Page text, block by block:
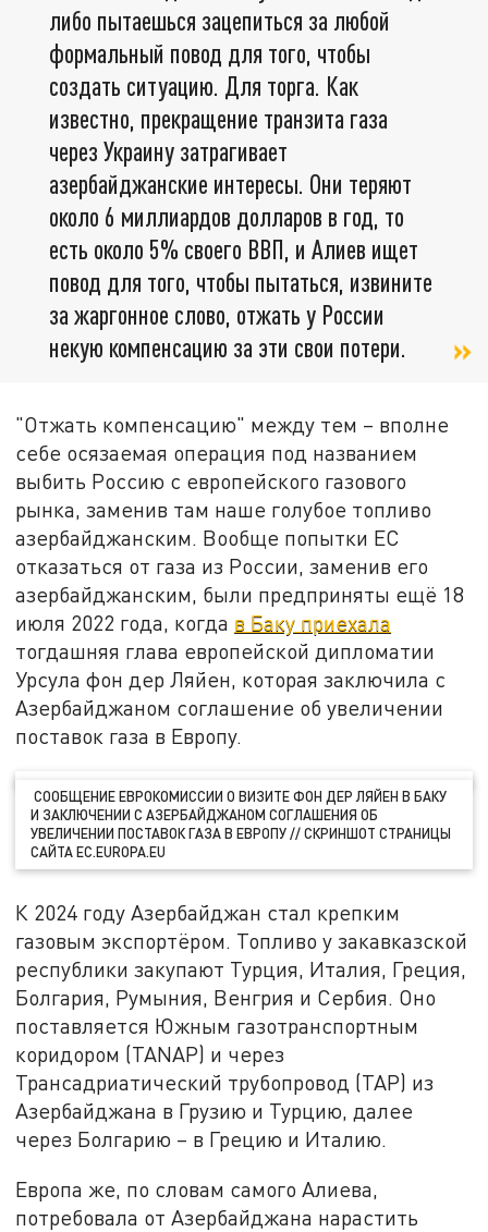
либо пытаешься зацепиться за любой
формальный повод для того, чтобы
создать ситуацию. Для торга. Как
известно, прекращение транзита газа
через Украину затрагивает
азербайджанские интересы. Они теряют
около 6 миллиардов долларов в год, то
есть около 5% своего ВВП, и Алиев ищет
повод для того, чтобы пытаться, извините
за жаргонное слово, отжать у России
некую компенсацию за эти свои потери.
"Отжать компенсацию" между тем – вполне
себе осязаемая операция под названием
выбить Россию с европейского газового
рынка, заменив там наше голубое топливо
азербайджанским. Вообще попытки ЕС
отказаться от газа из России, заменив его
азербайджанским, были предприняты ещё 18
июля 2022 года, когда в Баку приехала
тогдашняя глава европейской дипломатии
Урсула фон дер Ляйен, которая заключила с
Азербайджаном соглашение об увеличении
поставок газа в Европу.
СООБЩЕНИЕ ЕВРОКОМИССИИ О ВИЗИТЕ ФОН ДЕР ЛЯЙЕН В БАКУ
И ЗАКЛЮЧЕНИИ С АЗЕРБАЙДЖАНОМ СОГЛАШЕНИЯ ОБ
УВЕЛИЧЕНИИ ПОСТАВОК ГАЗА В ЕВРОПУ // СКРИНШОТ СТРАНИЦЫ
САЙТА EC.EUROPA.EU
К 2024 году Азербайджан стал крепким
газовым экспортёром. Топливо у закавказской
республики закупают Турция, Италия, Греция,
Болгария, Румыния, Венгрия и Сербия. Оно
поставляется Южным газотранспортным
коридором (TANAP) и через
Трансадриатический трубопровод (TAP) из
Азербайджана в Грузию и Турцию, далее
через Болгарию – в Грецию и Италию.
Европа же, по словам самого Алиева,
потребовала от Азербайджана нарастить